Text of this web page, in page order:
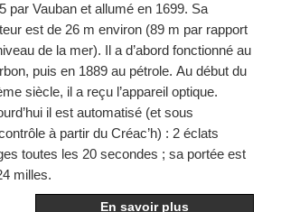
par Vauban et allumé en 1699. Sa
est de 26 m environ (89 m par rapport
de la mer). Il a d’abord fonctionné au
puis en 1889 au pétrole. Au début du
siècle, il a reçu l’appareil optique.
il est automatisé (et sous
à partir du Créac’h) : 2 éclats
toutes les 20 secondes ; sa portée est
milles.
En savoir plus